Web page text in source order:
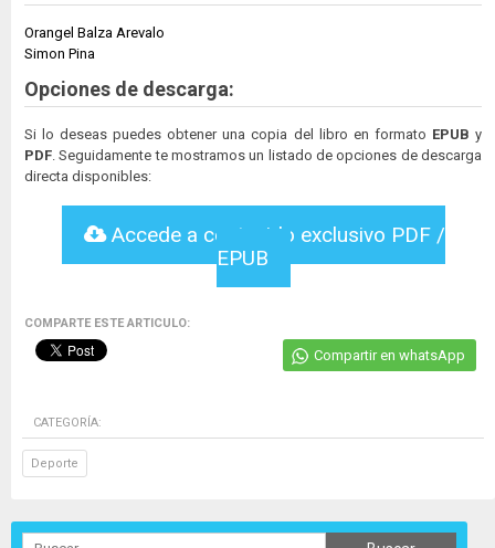
Orangel Balza Arevalo
Simon Pina
Opciones de descarga:
Si lo deseas puedes obtener una copia del libro en formato EPUB y
PDF . Seguidamente te mostramos un listado de opciones de descarga
directa disponibles:
Accede a contenido exclusivo PDF /
EPUB
COMPARTE ESTE ARTICULO:
Compartir en whatsApp
CATEGORÍA:
Deporte